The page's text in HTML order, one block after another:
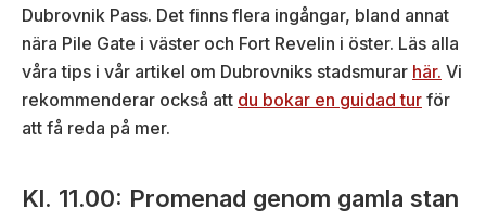
Dubrovnik Pass. Det finns flera ingångar, bland annat
nära Pile Gate i väster och Fort Revelin i öster. Läs alla
våra tips i vår artikel om Dubrovniks stadsmurar här. Vi
rekommenderar också att du bokar en guidad tur för
att få reda på mer.
Kl. 11.00: Promenad genom gamla stan